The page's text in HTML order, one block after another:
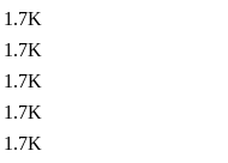
1.7K
1.7K
1.7K
1.7K
1.7K